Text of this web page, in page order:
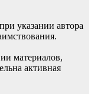
указании автора
материалов,
активная